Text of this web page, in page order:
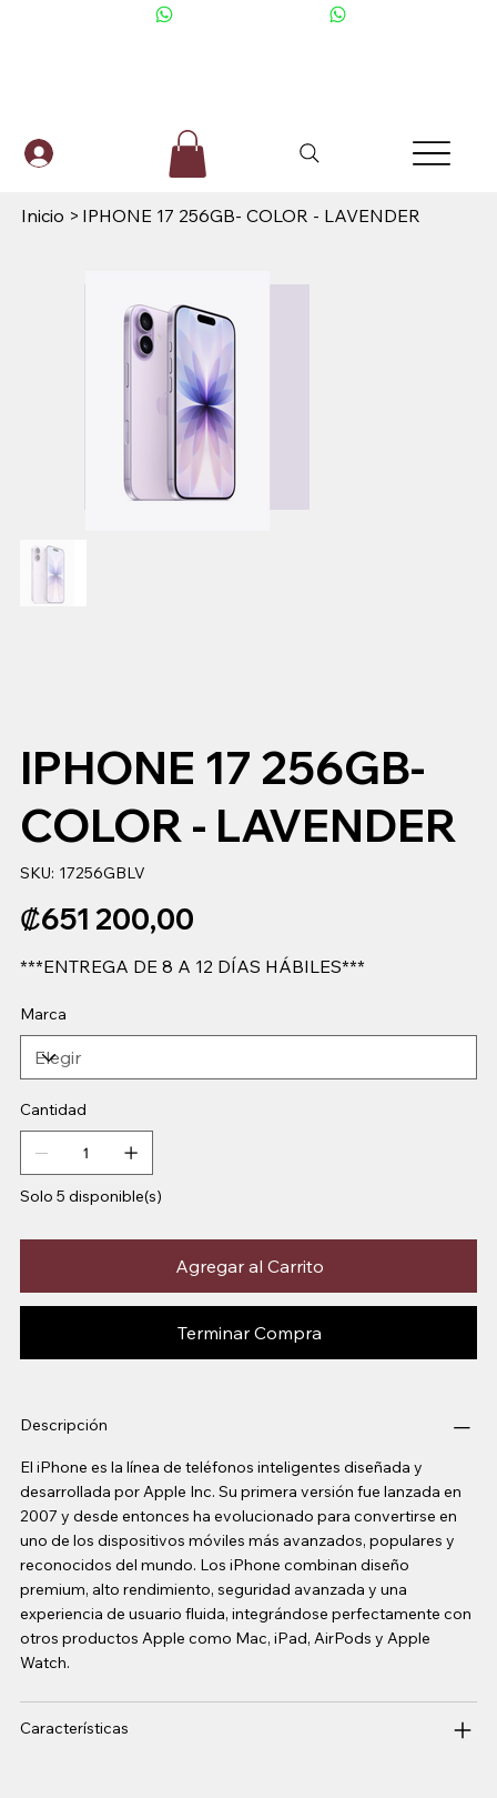
Inicio > IPHONE 17 256GB- COLOR - LAVENDER
IPHONE 17 256GB-
COLOR - LAVENDER
SKU: SKU
17256GBLV
17256GBLV
Precio
₡651 200,00
***ENTREGA DE 8 A 12 DÍAS HÁBILES***
Marca
Cantidad
Solo 5 disponible(s)
Agregar al Carrito
Terminar Compra
Descripción
El iPhone es la línea de teléfonos inteligentes diseñada y
desarrollada por Apple Inc. Su primera versión fue lanzada en
2007 y desde entonces ha evolucionado para convertirse en
uno de los dispositivos móviles más avanzados, populares y
reconocidos del mundo. Los iPhone combinan diseño
premium, alto rendimiento, seguridad avanzada y una
experiencia de usuario fluida, integrándose perfectamente con
otros productos Apple como Mac, iPad, AirPods y Apple
Watch.
Características